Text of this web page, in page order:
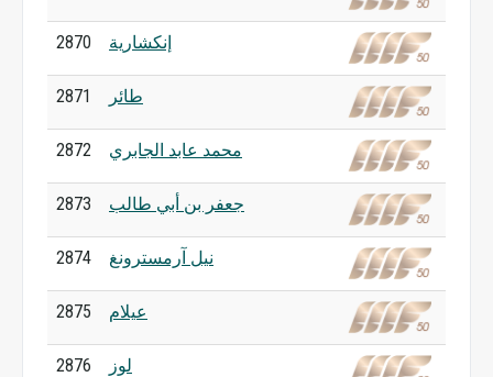
2870 إنكشارية
2871 طائر
2872 محمد عابد الجابري
2873 جعفر بن أبي طالب
2874 نيل آرمسترونغ
2875 عيلام
2876 لوز